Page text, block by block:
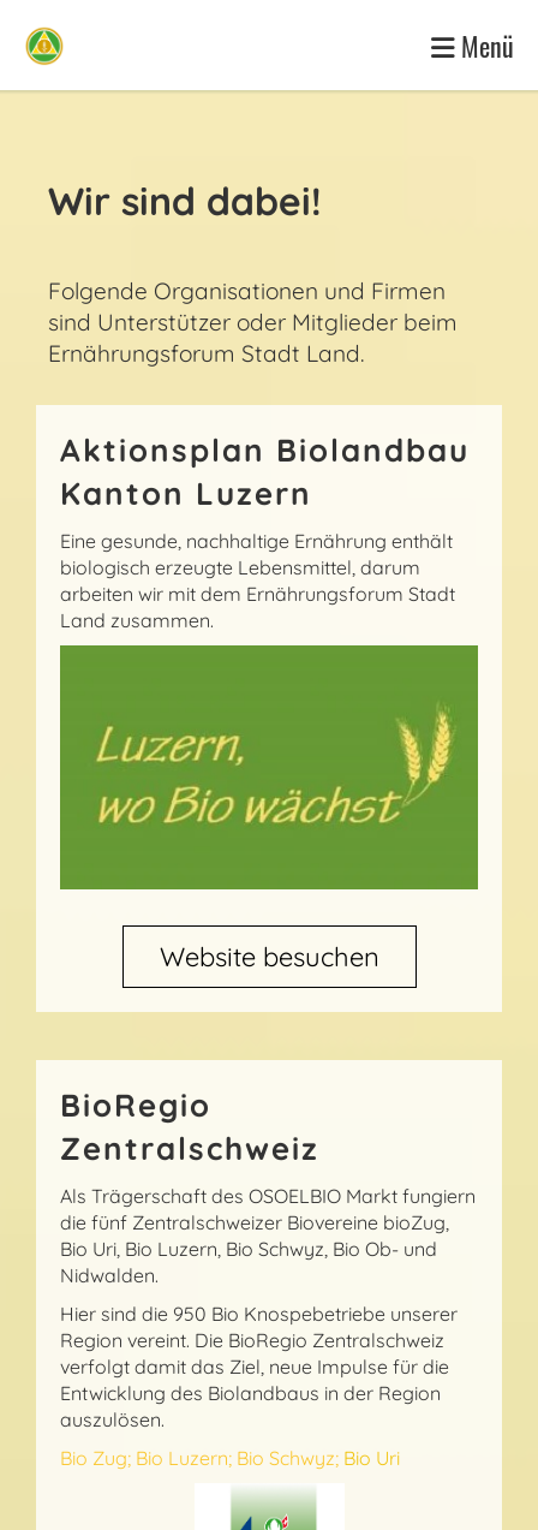
Menü
Wir sind dabei!
Folgende Organisationen und Firmen
sind Unterstützer oder Mitglieder beim
Ernährungsforum Stadt Land.
Aktionsplan Biolandbau
Kanton Luzern
Eine gesunde, nachhaltige Ernährung enthält
biologisch erzeugte Lebensmittel, darum
arbeiten wir mit dem Ernährungsforum Stadt
Land zusammen.
Website besuchen
BioRegio
Zentralschweiz
Als Trägerschaft des OSOELBIO Markt fungiern
die fünf Zentralschweizer Biovereine bioZug,
Bio Uri, Bio Luzern, Bio Schwyz, Bio Ob- und
Nidwalden.
Hier sind die 950 Bio Knospebetriebe unserer
Region vereint. Die BioRegio Zentralschweiz
verfolgt damit das Ziel, neue Impulse für die
Entwicklung des Biolandbaus in der Region
auszulösen.
Bio Zug; Bio Luzern; Bio Schwyz; Bio Uri